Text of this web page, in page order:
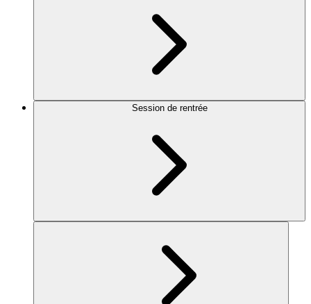
Session de rentrée